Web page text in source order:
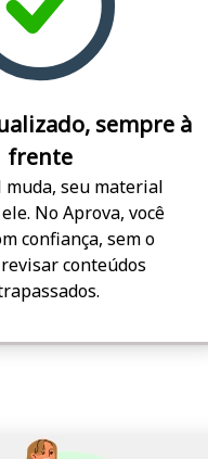
sempre à
frente
muda, seu material
No Aprova, você
confiança, sem o
conteúdos